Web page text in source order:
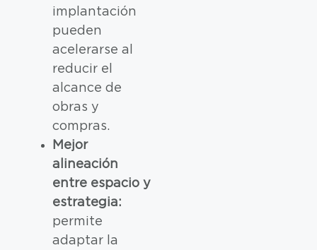
implantación
pueden
acelerarse al
reducir el
alcance de
obras y
compras.
Mejor
alineación
entre espacio y
estrategia:
permite
adaptar la